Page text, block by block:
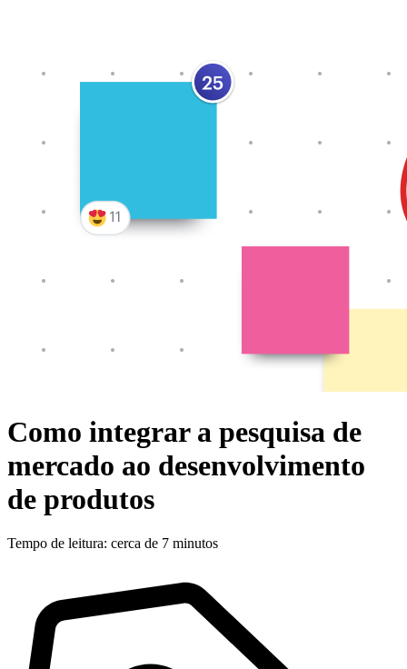
Como integrar a pesquisa de
mercado ao desenvolvimento
de produtos
Tempo de leitura: cerca de 7 minutos